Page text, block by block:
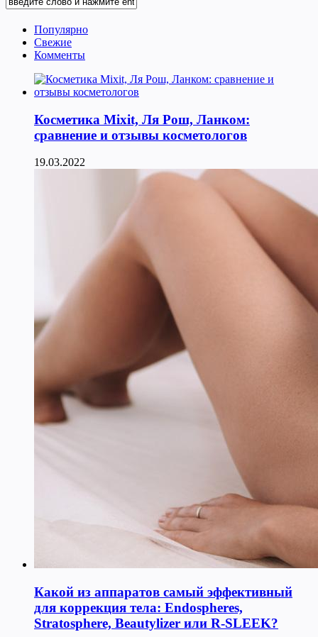
Популярно
Свежие
Комменты
Косметика Мixit, Ля Рош, Ланком:
сравнение и отзывы косметологов
19.03.2022
Какой из аппаратов самый эффективный
для коррекция тела: Endospheres,
Stratosphere, Beautylizer или R-SLEEK?